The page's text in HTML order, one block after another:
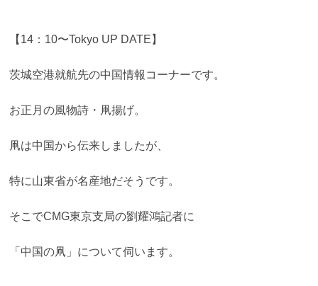
【14：10〜Tokyo UP DATE】
茨城空港就航先の中国情報コーナーです。
お正月の風物詩・凧揚げ。
凧は中国から伝来しましたが、
特に山東省が名産地だそうです。
そこでCMG東京支局の劉耀鴻記者に
「中国の凧」について伺います。